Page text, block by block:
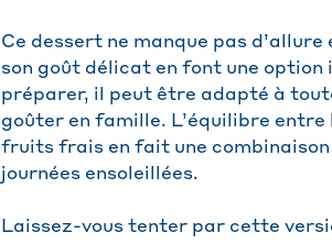
Ce dessert ne manque pas
son goût délicat en font une option
préparer, il peut être adapté à
goûter en famille. L’équilibre
fruits frais en fait une
journées ensoleillées.
Laissez-vous tenter par cette